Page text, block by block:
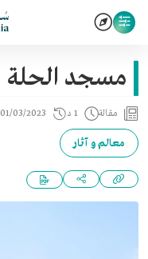
مسجد الحلة
مقالة 1 د 01/03/2023
معالم و آثار